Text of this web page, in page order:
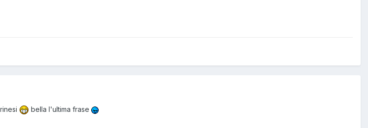
bella l'ultima frase